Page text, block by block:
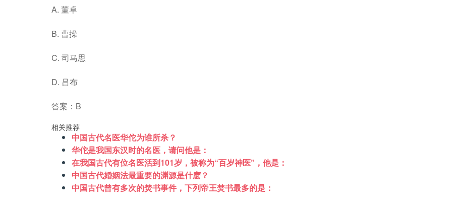
A. 董卓
B. 曹操
C. 司马思
D. 吕布
答案：B
相关推荐
中国古代名医华佗为谁所杀？
华佗是我国东汉时的名医，请问他是：
在我国古代有位名医活到101岁，被称为“百岁神医”，他是：
中国古代婚姻法最重要的渊源是什麽？
中国古代曾有多次的焚书事件，下列帝王焚书最多的是：